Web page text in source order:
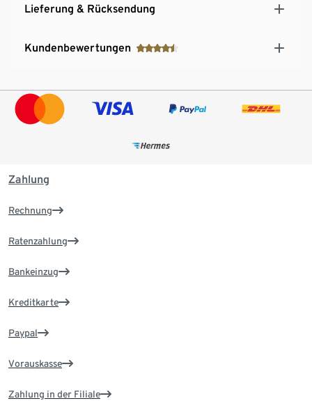
Lieferung & Rücksendung
Kundenbewertungen
Zahlung
Rechnung
Ratenzahlung
Bankeinzug
Kreditkarte
Paypal
Vorauskasse
Zahlung in der Filiale